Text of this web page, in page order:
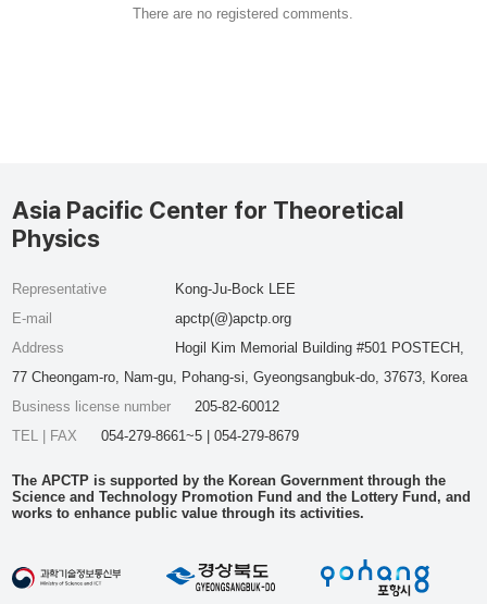
There are no registered comments.
Asia Pacific Center for Theoretical
Physics
Representative
Kong-Ju-Bock LEE
E-mail
apctp(@)apctp.org
Address
Hogil Kim Memorial Building #501 POSTECH,
77 Cheongam-ro, Nam-gu, Pohang-si, Gyeongsangbuk-do, 37673, Korea
Business license number
205-82-60012
TEL | FAX
054-279-8661~5 | 054-279-8679
The APCTP is supported by the Korean Government through the
Science and Technology Promotion Fund and the Lottery Fund, and
works to enhance public value through its activities.